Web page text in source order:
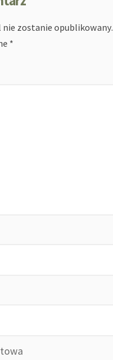
nie zostanie opublikowany.
*